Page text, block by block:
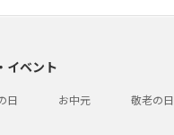
イベント
日 お中元 敬老の日